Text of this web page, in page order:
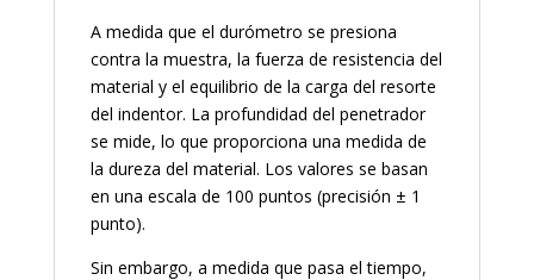
A medida que el durómetro se presiona
contra la muestra, la fuerza de resistencia del
material y el equilibrio de la carga del resorte
del indentor. La profundidad del penetrador
se mide, lo que proporciona una medida de
la dureza del material. Los valores se basan
en una escala de 100 puntos (precisión ± 1
punto).
Sin embargo, a medida que pasa el tiempo,